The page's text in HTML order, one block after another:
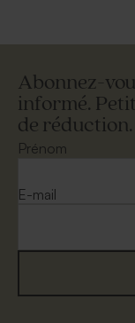
Abonnez-
informé.
de réduction.
Prénom
E-mail